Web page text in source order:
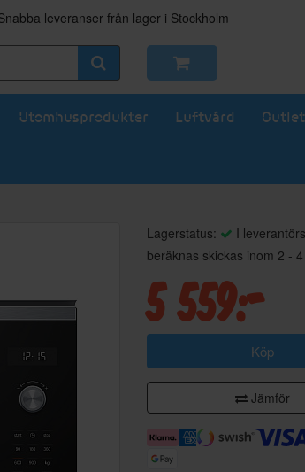
leveranser från lager i Stockholm
Utomhusprodukter Luftvård Outlet
Lagerstatus:
I
beräknas skickas inom 2 -
5 559:-
Köp
Jämför